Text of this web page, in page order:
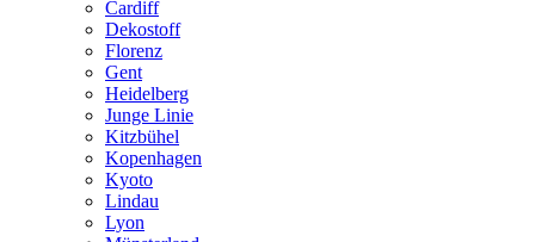
Cardiff
Dekostoff
Florenz
Gent
Heidelberg
Junge Linie
Kitzbühel
Kopenhagen
Kyoto
Lindau
Lyon